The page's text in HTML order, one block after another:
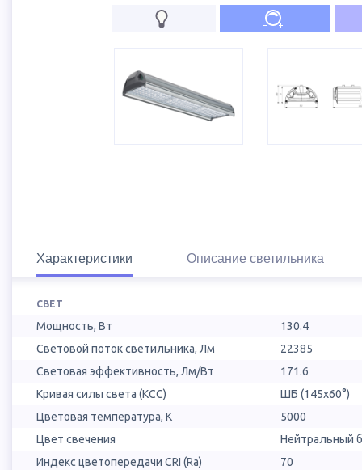
Характеристики Описание светильника
СВЕТ
Мощность, Вт
130.4
Световой поток светильника, Лм
22385
Световая эффективность, Лм/Вт
171.6
Кривая силы света (КСС)
ШБ (145х60°)
Цветовая температура, К
5000
Цвет свечения
Нейтральный
Индекс цветопередачи CRI (Ra)
70